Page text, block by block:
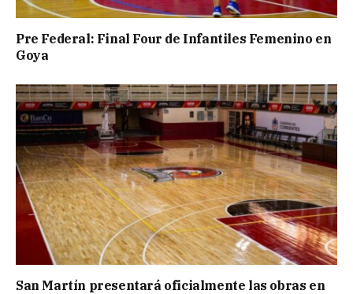
Pre Federal: Final Four de Infantiles Femenino en
Goya
San Martín presentará oficialmente las obras en